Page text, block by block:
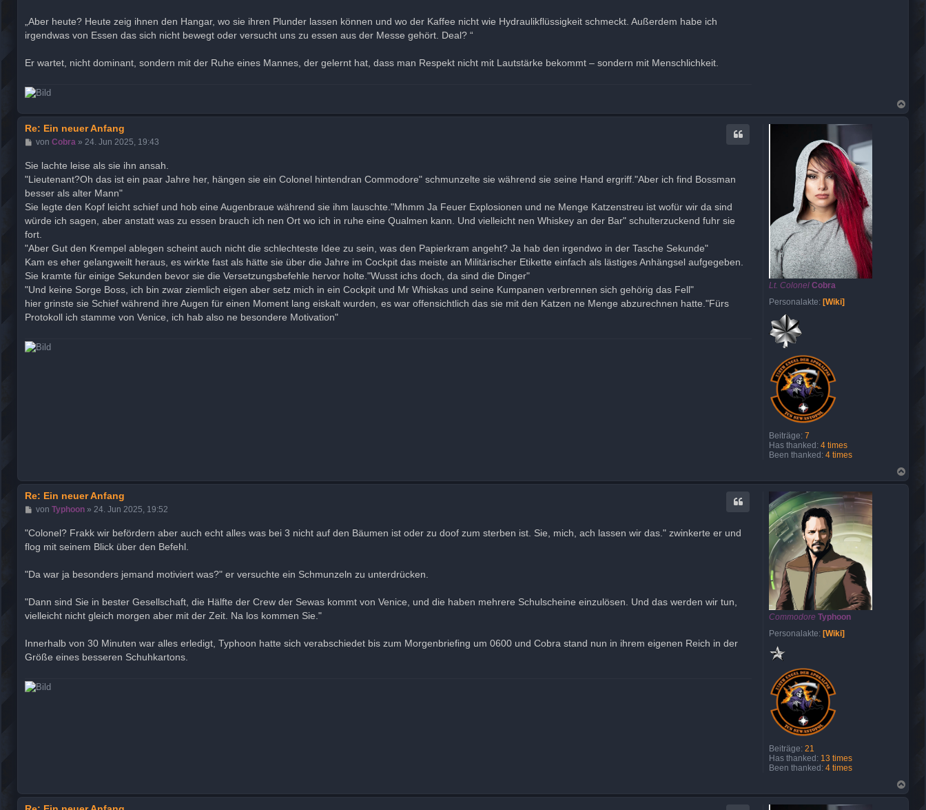
„Aber heute? Heute zeig ihnen den Hangar, wo sie ihren Plunder lassen können und wo der Kaffee nicht wie Hydraulikflüssigkeit schmeckt. Außerdem habe ich
irgendwas von Essen das sich nicht bewegt oder versucht uns zu essen aus der Messe gehört. Deal? “
Er wartet, nicht dominant, sondern mit der Ruhe eines Mannes, der gelernt hat, dass man Respekt nicht mit Lautstärke bekommt – sondern mit Menschlichkeit.
a
Lt. Colonel Cobra
Personalakte: [Wiki]
Beiträge: 7
Has thanked: 4 times
Been thanked: 4 times
Re: Ein neuer Anfang
B
i
t
r
a
g
von Cobra» 24. Jun 2025, 19:43
Sie lachte leise als sie ihn ansah.
"Lieutenant?Oh das ist ein paar Jahre her, hängen sie ein Colonel hintendran Commodore" schmunzelte sie während sie seine Hand ergriff."Aber ich find Bossman
besser als alter Mann"
Sie legte den Kopf leicht schief und hob eine Augenbraue während sie ihm lauschte."Mhmm Ja Feuer Explosionen und ne Menge Katzenstreu ist wofür wir da sind
würde ich sagen, aber anstatt was zu essen brauch ich nen Ort wo ich in ruhe eine Qualmen kann. Und vielleicht nen Whiskey an der Bar" schulterzuckend fuhr sie
fort.
"Aber Gut den Krempel ablegen scheint auch nicht die schlechteste Idee zu sein, was den Papierkram angeht? Ja hab den irgendwo in der Tasche Sekunde"
Kam es eher gelangweilt heraus, es wirkte fast als hätte sie über die Jahre im Cockpit das meiste an Militärischer Etikette einfach als lästiges Anhängsel aufgegeben.
Sie kramte für einige Sekunden bevor sie die Versetzungsbefehle hervor holte."Wusst ichs doch, da sind die Dinger"
"Und keine Sorge Boss, ich bin zwar ziemlich eigen aber setz mich in ein Cockpit und Mr Whiskas und seine Kumpanen verbrennen sich gehörig das Fell"
hier grinste sie Schief während ihre Augen für einen Moment lang eiskalt wurden, es war offensichtlich das sie mit den Katzen ne Menge abzurechnen hatte."Fürs
Protokoll ich stamme von Venice, ich hab also ne besondere Motivation"
a
c
Commodore Typhoon
Personalakte: [Wiki]
Beiträge: 21
Has thanked: 13 times
Been thanked: 4 times
Re: Ein neuer Anfang
B
i
t
r
von Typhoon» 24. Jun 2025, 19:52
"Colonel? Frakk wir befördern aber auch echt alles was bei 3 nicht auf den Bäumen ist oder zu doof zum sterben ist. Sie, mich, ach lassen wir das." zwinkerte er und
flog mit seinem Blick über den Befehl.
"Da war ja besonders jemand motiviert was?" er versuchte ein Schmunzeln zu unterdrücken.
"Dann sind Sie in bester Gesellschaft, die Hälfte der Crew der Sewas kommt von Venice, und die haben mehrere Schulscheine einzulösen. Und das werden wir tun,
vielleicht nicht gleich morgen aber mit der Zeit. Na los kommen Sie."
Innerhalb von 30 Minuten war alles erledigt, Typhoon hatte sich verabschiedet bis zum Morgenbriefing um 0600 und Cobra stand nun in ihrem eigenen Reich in der
Größe eines besseren Schuhkartons.
a
c